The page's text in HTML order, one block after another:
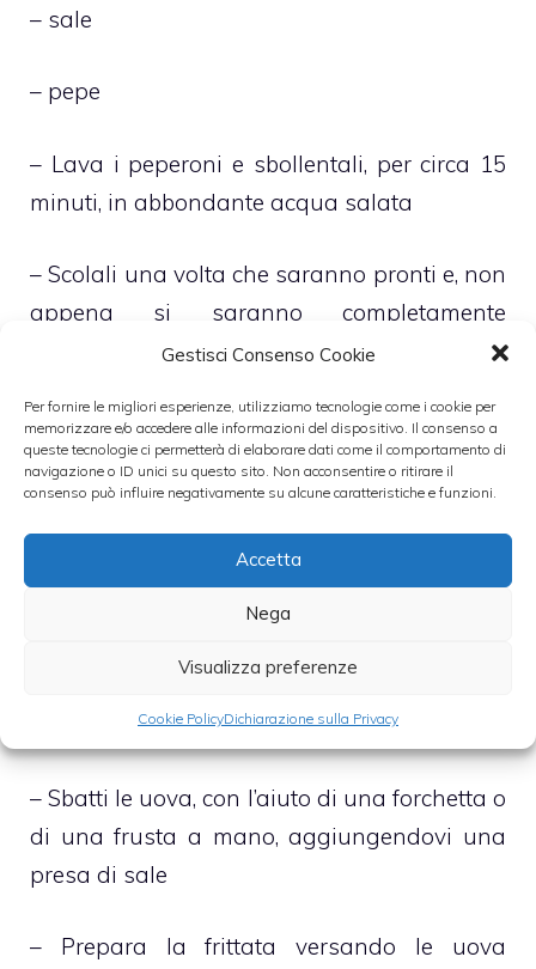
Gestisci Consenso Cookie
Per fornire le migliori esperienze, utilizziamo tecnologie come i cookie per
memorizzare e/o accedere alle informazioni del dispositivo. Il consenso a
queste tecnologie ci permetterà di elaborare dati come il comportamento di
navigazione o ID unici su questo sito. Non acconsentire o ritirare il
consenso può influire negativamente su alcune caratteristiche e funzioni.
Accetta
Nega
Visualizza preferenze
Cookie PolicyDichiarazione sulla Privacy
– sale
– pepe
– Lava i peperoni e sbollentali, per circa 15
minuti, in abbondante acqua salata
– Scolali una volta che saranno pronti e, non
appena si saranno completamente
raffreddati, spellali e privali dei semi e dei
– Versali dunque in padella e, dopo aver
aggiunto 2 cucchiai di olio extravergine di
oliva ed i filetti di acciuga, lasciali rosolare, a
aver regolato di sale e pepe, abbassa il
fuoco e prosegui la cottura per circa 6 minuti
– Sbatti le uova, con l’aiuto di una forchetta o
di una frusta a mano, aggiungendovi una
presa di sale
– Prepara la frittata versando le uova